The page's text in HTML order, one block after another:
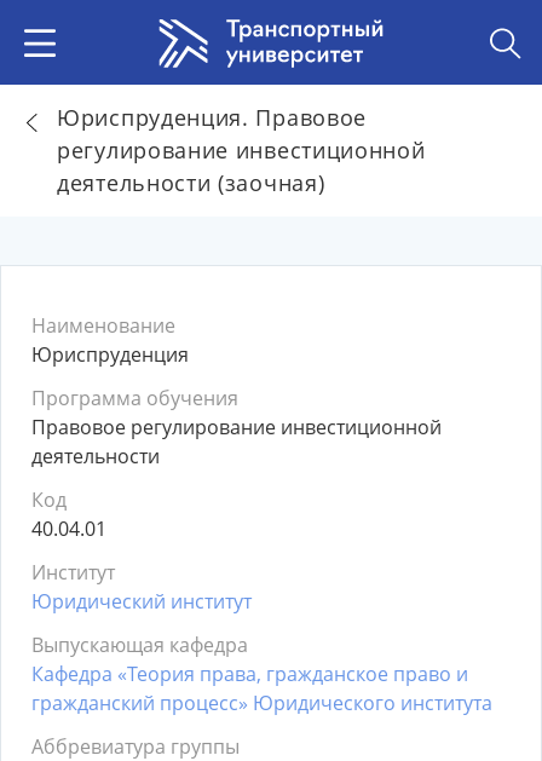
Юриспруденция. Правовое
регулирование инвестиционной
деятельности (заочная)
Наименование
Юриспруденция
Программа обучения
Правовое регулирование инвестиционной
деятельности
Код
40.04.01
Институт
Юридический институт
Выпускающая кафедра
Кафедра «Теория права, гражданское право и
гражданский процесс» Юридического института
Аббревиатура группы